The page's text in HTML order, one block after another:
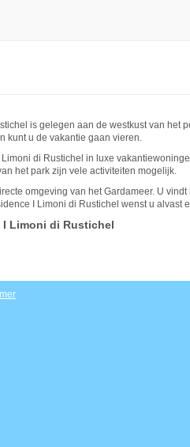
is gelegen aan de westkust van het
kunt u de vakantie gaan vieren.
di Rustichel in luxe
het park zijn vele activiteiten mogelijk.
omgeving van het Gardameer. U
I Limoni di Rustichel wenst u alvast
I Limoni di Rustichel